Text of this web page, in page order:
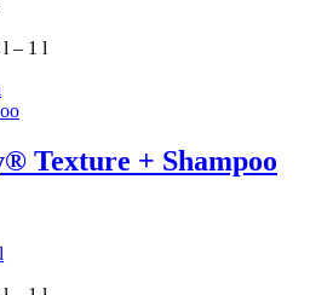
l – 1 l
Produkt
mehrere
Varianten
können
auf
Texture + Shampoo
l